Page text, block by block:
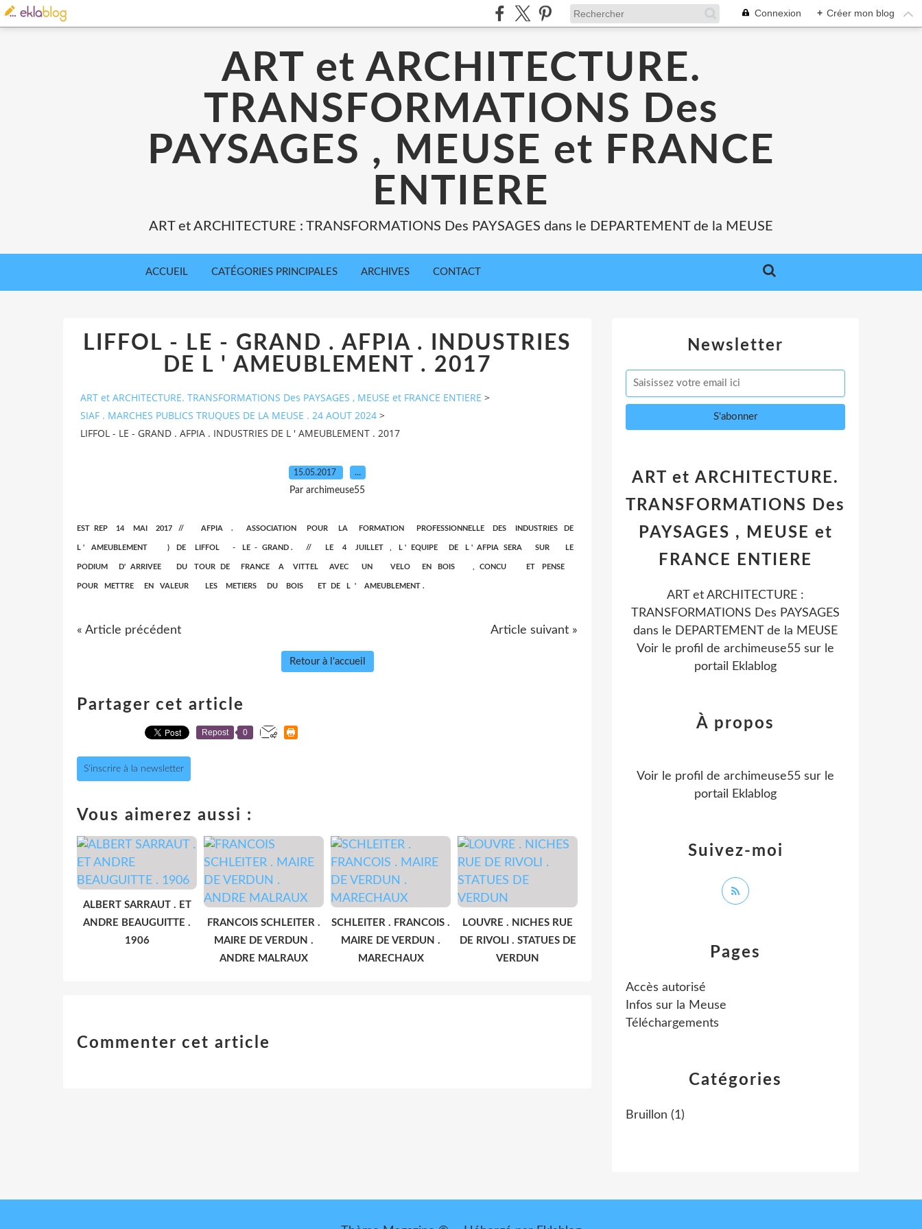
Connexion + Créer mon blog
ART et ARCHITECTURE.
TRANSFORMATIONS Des
PAYSAGES , MEUSE et FRANCE
ENTIERE
ART et ARCHITECTURE : TRANSFORMATIONS Des PAYSAGES dans le DEPARTEMENT de la MEUSE
ACCUEIL CATÉGORIES PRINCIPALES ARCHIVES CONTACT
LIFFOL - LE - GRAND . AFPIA . INDUSTRIES
DE L ' AMEUBLEMENT . 2017
ART et ARCHITECTURE. TRANSFORMATIONS Des PAYSAGES , MEUSE et FRANCE ENTIERE >
SIAF . MARCHES PUBLICS TRUQUES DE LA MEUSE . 24 AOUT 2024 >
LIFFOL - LE - GRAND . AFPIA . INDUSTRIES DE L ' AMEUBLEMENT . 2017
15.05.2017 …
Par archimeuse55
EST REP 14 MAI 2017 // AFPIA . ASSOCIATION POUR LA FORMATION PROFESSIONNELLE DES INDUSTRIES DE
L ' AMEUBLEMENT ) DE LIFFOL - LE - GRAND . // LE 4 JUILLET , L ' EQUIPE DE L ' AFPIA SERA SUR LE
PODIUM D' ARRIVEE DU TOUR DE FRANCE A VITTEL AVEC UN VELO EN BOIS , CONCU ET PENSE
POUR METTRE EN VALEUR LES METIERS DU BOIS ET DE L ' AMEUBLEMENT .
« Article précédent Article suivant »
Retour à l'accueil
Partager cet article
Repost 0
S'inscrire à la newsletter
Vous aimerez aussi :
ALBERT SARRAUT . ET
ANDRE BEAUGUITTE .
1906
FRANCOIS SCHLEITER .
MAIRE DE VERDUN .
ANDRE MALRAUX
SCHLEITER . FRANCOIS .
MAIRE DE VERDUN .
MARECHAUX
LOUVRE . NICHES RUE
DE RIVOLI . STATUES DE
VERDUN
Commenter cet article
Newsletter
Catégories
Bruillon (1)
Pages
Accès autorisé
Infos sur la Meuse
Téléchargements
ART et ARCHITECTURE.
TRANSFORMATIONS Des
PAYSAGES , MEUSE et
FRANCE ENTIERE
ART et ARCHITECTURE :
TRANSFORMATIONS Des PAYSAGES
dans le DEPARTEMENT de la MEUSE
Voir le profil de archimeuse55 sur le
portail Eklablog
Suivez-moi
À propos
Voir le profil de archimeuse55 sur le
portail Eklablog